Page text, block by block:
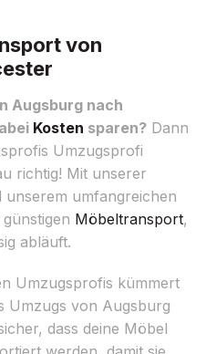
von
Augsburg nach
Kosten sparen? Dann
Umzugsprofi
richtig! Mit unserer
umfangreichen
Möbeltransport,
abläuft.
Umzugsprofis kümmert
Umzugs von Augsburg
dass deine Möbel